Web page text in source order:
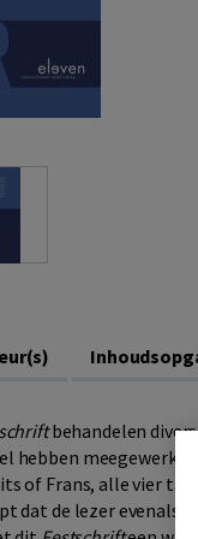
behandelen
hebben meegewerkt
of Frans, alle vier
dat de lezer evenals